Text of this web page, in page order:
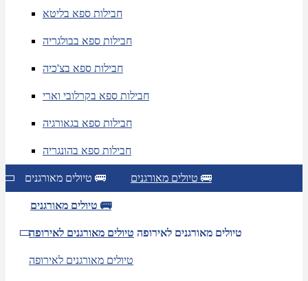
חבילות ספא בליטא
חבילות ספא בבולגריה
חבילות ספא בצ'כיה
חבילות ספא בקרלובי וארי
חבילות ספא בגאורגיה
חבילות ספא בהונגריה
טיולים מאורגנים 🚌 טיולים מאורגנים 🚌
טיולים מאורגנים 🚌
טיולים מאורגנים לאירופה טיולים מאורגנים לאירופה
טיולים מאורגנים לאירופה